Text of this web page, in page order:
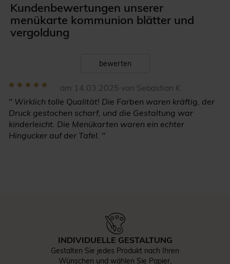
Kundenbewertungen unserer
menükarte kommunion blätter und
vergoldung
bewerten
am 14.03.2025 von Sebastian K.
" Wirklich tolle Qualität! Die Farben waren kräftig, der
Druck gestochen scharf, und die Gestaltung war
kinderleicht. Die Menükarten waren ein echter
Hingucker auf der Tafel. "
INDIVIDUELLE GESTALTUNG
Gestalten Sie jedes Produkt nach Ihren
Wünschen und wählen Sie Papier,